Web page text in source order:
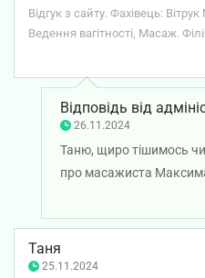
майже щотижня і спина
турбувала. Прекрасний
рекомендую на всі 100, ці
максимально того варті.
Відгук з сайту. Фахівець:
Ведення вагітності, Масаж.
Відповідь від
26.11.2024
Таню, щиро тішимось
про масажиста
масажі у Максима
почуватися краще
самопочуття — це наш
забезпечити комфорт у
Таня
25.11.2024